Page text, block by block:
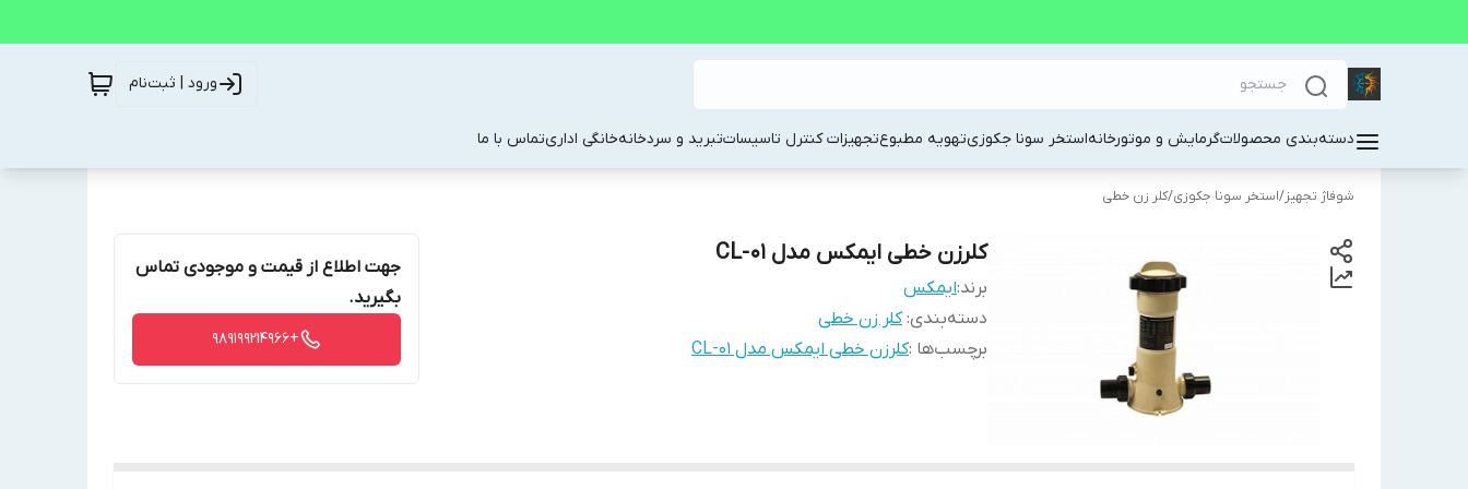
ورود | ثبت‌نام
دسته‌بندی محصولاتگرمایش و موتورخانهاستخر سونا جکوزیتهویه مطبوعتجهیزات کنترل تاسیساتتبرید و سردخانهخانگی اداریتماس با ما
شوفاژ تجهیز/استخر سونا جکوزی/کلر زن خطی
کلرزن خطی ایمکس مدل CL-01
برند:ایمکس
دسته‌بندی:کلر زن خطی
برچسب‌ها :کلرزن خطی ایمکس مدل CL-01
جهت اطلاع از قیمت و موجودی تماس
بگیرید.
+989199214966